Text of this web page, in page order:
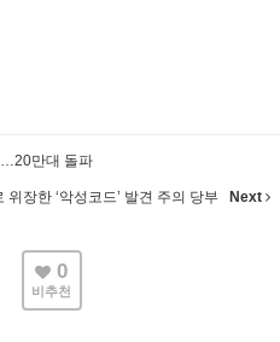
…20만대 돌파
위장한 ‘악성코드’ 발견 주의 당부 Next
0
비추천